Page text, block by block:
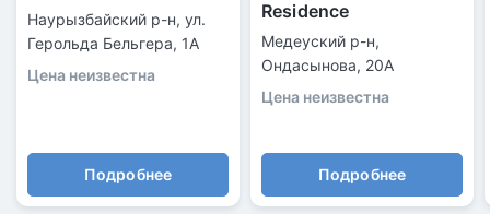
Наурызбайский р-н, ул.
Герольда Бельгера, 1А
Цена неизвестна
Подробнее
Residence
Медеуский р-н,
Ондасынова, 20А
Цена неизвестна
Подробнее